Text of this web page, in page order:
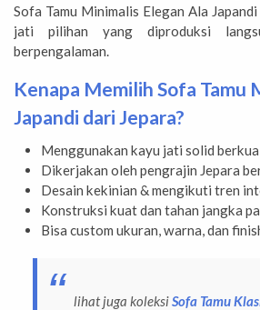
Sofa Tamu Minimalis Elegan Ala
jati pilihan yang diproduksi
berpengalaman.
Kenapa Memilih Sofa Tamu
Japandi dari Jepara?
Menggunakan kayu jati solid
Dikerjakan oleh pengrajin Jepara
Desain kekinian & mengikuti tren
Konstruksi kuat dan tahan jangka
Bisa custom ukuran, warna, dan
lihat juga koleksiSofa Tamu